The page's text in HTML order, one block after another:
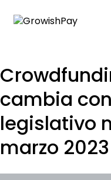
cambia
legislativo
marzo 2023